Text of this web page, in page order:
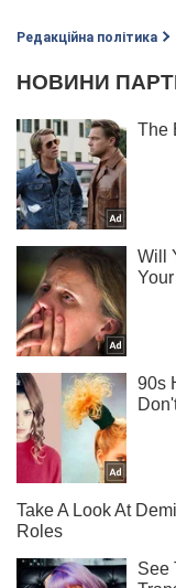
Редакційна політика